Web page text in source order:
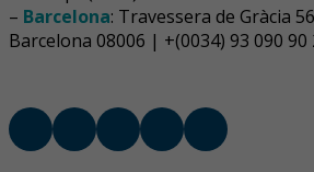
– Barcelona: Travessera de Gràcia
Barcelona 08006 | +(0034) 93 090 90